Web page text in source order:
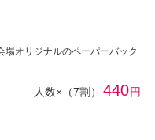
場オリジナルのペーパーバック
人数×（7割） 440円